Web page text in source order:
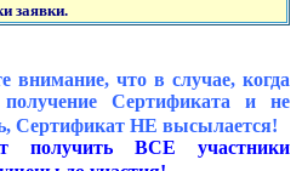
заявки.
внимание, что в случае, когда
Сертификата и не
Сертификат НЕ высылается!
получить ВСЕ участники